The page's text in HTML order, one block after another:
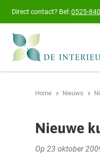
Direct contact? Bel:0525-
Home Nieuws
Nieuwe
Op 23 oktober